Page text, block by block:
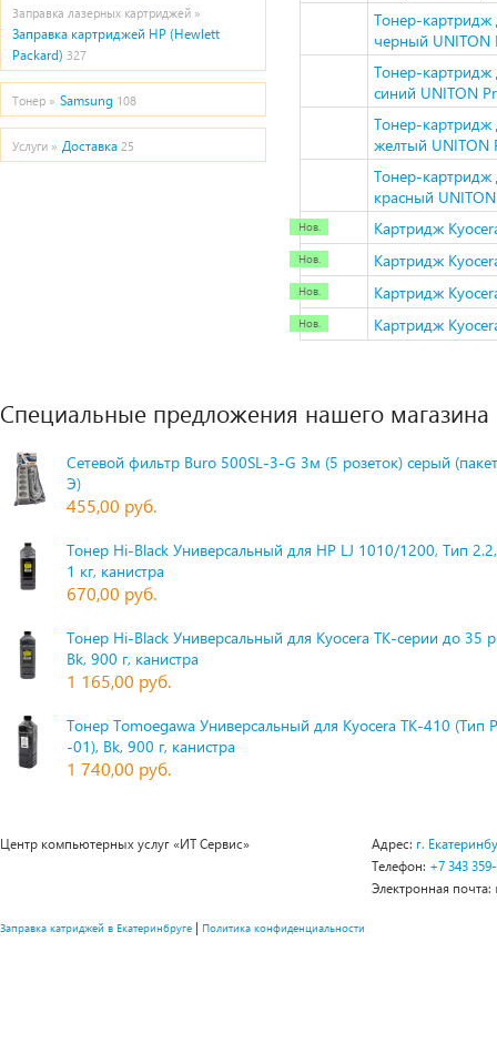
Заправка лазерных картриджей »
Заправка картриджей HP (Hewlett
Packard) 327
Тонер » Samsung 108
Услуги » Доставка 25
Тонер-картридж
черный UNITON
Тонер-картридж
синий UNITON
Тонер-картридж
желтый UNITON
Тонер-картридж
красный
Картридж
Картридж
Картридж
Картридж
Специальные предложения нашего магазина
Сетевой фильтр Buro 500SL-3-G 3м (5 розеток) серый
Э)
455,00 руб.
Тонер Hi-Black Универсальный для HP LJ 1010/1200, Тип
1 кг, канистра
670,00 руб.
Тонер Hi-Black Универсальный для Kyocera TK-серии до 35
Bk, 900 г, канистра
1 165,00 руб.
Тонер Tomoegawa Универсальный для Kyocera TK-410 (Тип
-01), Bk, 900 г, канистра
1 740,00 руб.
Центр компьютерных услуг «ИТ Сервис» Адрес: г.
Телефон: +7 343
Электронная почта:
Заправка катриджей в Екатеринбруге | Политика конфиденциальности